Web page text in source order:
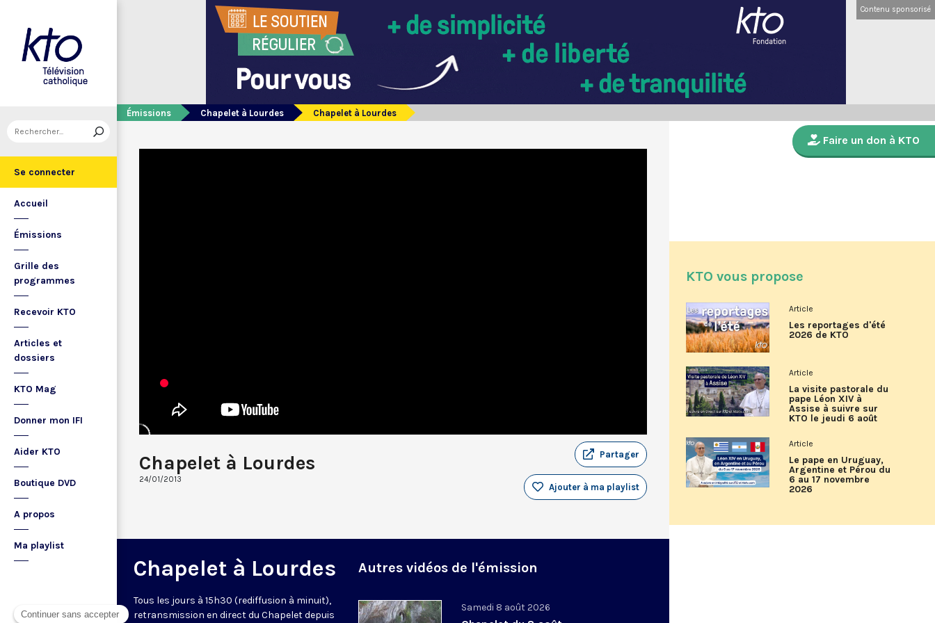
Se connecter
Accueil
Émissions
Grille des
programmes
Recevoir KTO
Articles et
dossiers
KTO Mag
Donner mon IFI
Aider KTO
Boutique DVD
A propos
Ma playlist
Contenu sponsorisé
Émissions Chapelet à Lourdes Chapelet à Lourdes
Chapelet à Lourdes
24/01/2013
Partager
Ajouter à ma playlist
Chapelet à Lourdes
Tous les jours à 15h30 (rediffusion à minuit),
retransmission en direct du Chapelet depuis
Autres vidéos de l'émission
Samedi 8 août 2026
Faire un don à KTO
KTO vous propose
Article
Les reportages d'été
2026 de KTO
Article
La visite pastorale du
pape Léon XIV à
Assise à suivre sur
KTO le jeudi 6 août
Article
Le pape en Uruguay,
Argentine et Pérou du
6 au 17 novembre
2026